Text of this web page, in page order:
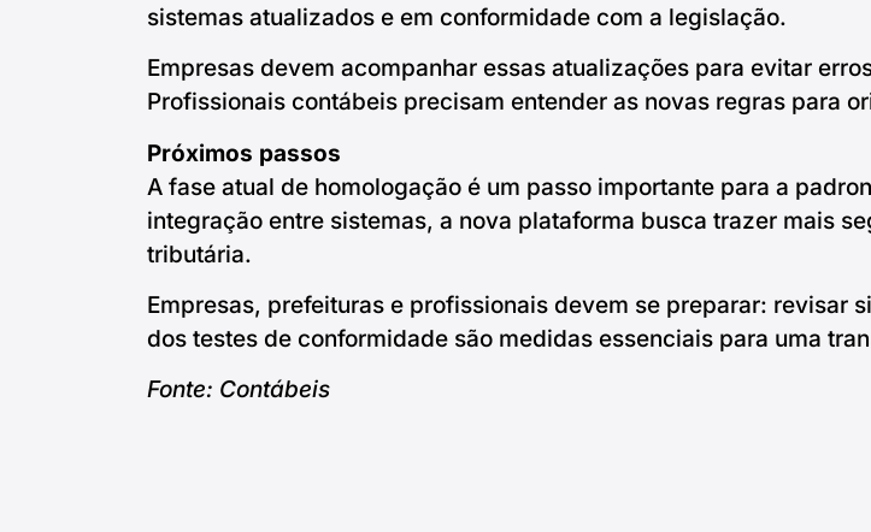
sistemas atualizados e em conformidade com a legislação.
Empresas devem acompanhar essas atualizações para evitar
Profissionais contábeis precisam entender as novas regras para
Próximos passos
A fase atual de homologação é um passo importante para a
integração entre sistemas, a nova plataforma busca trazer mais
tributária.
Empresas, prefeituras e profissionais devem se preparar: revisar
dos testes de conformidade são medidas essenciais para uma
Fonte: Contábeis